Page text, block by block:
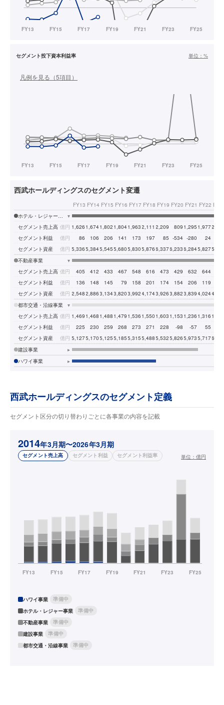
セグメント投下資本利益率 単位： %
凡例を見る（5項目）
西武ホールディングスのセグメント変遷
FY13 FY14 FY15 FY16 FY17 FY18 FY19 FY20 FY21 FY22
▾
セグメント売上高 億円 1,626 1,6741,802 1,8041,963 2,111 2,209 809 1,295 1,977
セグメント利益
億円 86 106 206 141 173 197 85 -534 -280 24
セグメント資産
億円 5,336 5,3845,545 5,680 5,830 5,876 6,3376,233 6,2845,827
不動産事業
▾
セグメント売上高 億円 405 412 433 467 548 616 473 429 632 644
セグメント利益
億円 136 148 145 79 158 201 174 154 206 119
セグメント資産
億円 2,548 2,886 3,1343,820 3,992 4,1743,926 3,882 3,839 4,024
都市交通・沿線事業
▾
セグメント売上高 億円 1,469 1,468 1,488 1,479 1,536 1,550 1,603 1,153 1,236 1,316
セグメント利益
億円 225 230 259 268 273 271 228 -98 -57 55
セグメント資産
億円 5,1275,170 5,125 5,185 5,315 5,488 5,532 5,826 5,973 5,717
建設事業
▸
ハワイ事業
▸
西武ホールディングスのセグメント定義
セグメント区分の切り替わりごとに各事業の内容を記載
2014年3月期〜2026年3月期
セグメント売上高 セグメント利益 セグメント利益率 単位： 億円
ハワイ事業
準備中
ホテル・レジャー事業
準備中
不動産事業
準備中
建設事業
準備中
都市交通・沿線事業
準備中